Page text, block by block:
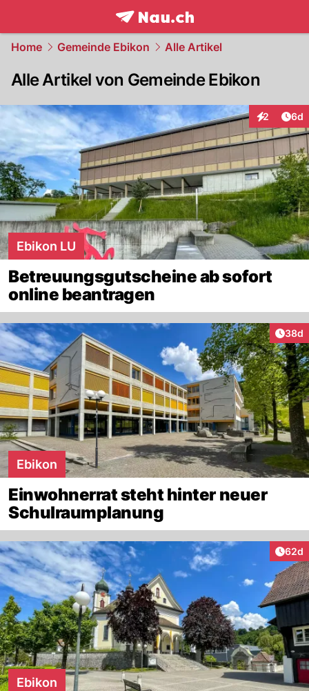
frontpage.NAU.ch
Home Gemeinde Ebikon Alle Artikel
Alle Artikel von Gemeinde Ebikon
2 6d
Ebikon LU
Betreuungsgutscheine ab sofort
online beantragen
38d
Ebikon
Einwohnerrat steht hinter neuer
Schulraumplanung
62d
Ebikon